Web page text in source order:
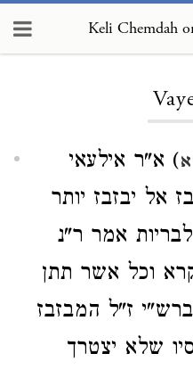
Keli Chemdah
) א"ר אילעאי
אל יבזבז יותר
אמר ר"נ
וכל אשר תתן
ז"ל המבזבז
שלא יצטרך